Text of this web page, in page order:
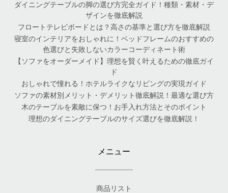
ダイニングテーブルの脚の選び方完全ガイド！種類・素材・デ
ザインを徹底解説
フロートテレビボードとは？高さの基準と選び方を徹底解説
寝室のインテリアをおしゃれに！ベッドフレームのおすすめの
色選びと失敗しないカラーコーディネート術
【ソファをオーダーメイド】理想を賢く叶えるための徹底ガイ
ド
おしゃれで憧れる！ホテルライクなリビングの実現ガイド
ソファの素材別メリット・デメリット徹底解説！最適な選び方
木のテーブルを素敵に保つ！お手入れ方法とそのポイント
理想のダイニングテーブルのサイズ選びを徹底解説！
メニュー
商品リスト